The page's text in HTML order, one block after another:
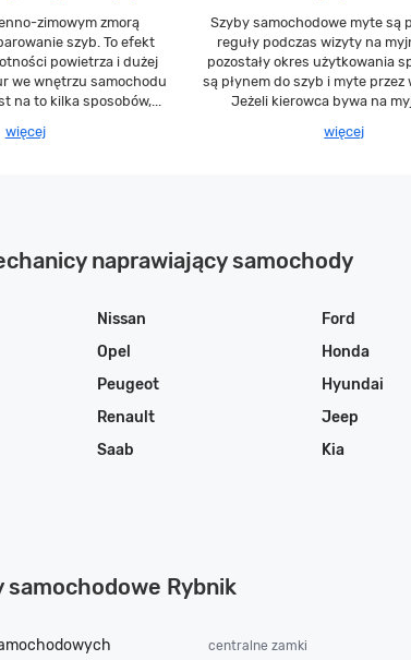
zimowym zmorą
szyb. To efekt
powietrza i dużej
we wnętrzu samochodu
na to kilka sposobów,...
więcej
Szyby samochodowe myte są
reguły podczas wizyty na
pozostały okres użytkowania
są płynem do szyb i myte przez
Jeżeli kierowca bywa na
więcej
naprawiający samochody
Ford
Honda
Hyundai
Jeep
Kia
Nissan
Opel
Peugeot
Renault
Saab
samochodowe Rybnik
centralne zamki